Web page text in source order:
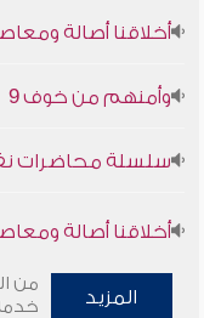
أخلاقنا أصالة
وأمنهم من خوف 9
سلسلة محاضرات
أخلاقنا أصالة
وأمنهم من خوف 9
المزيد
من